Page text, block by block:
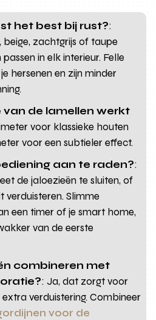
het best bij rust?:
beige, zachtgrijs of taupe
in elk interieur. Felle
hersenen en zijn minder
de lamellen werkt
voor klassieke houten
voor een subtieler effect.
aan te raden?:
de jaloezieën te sluiten, of
verduisteren. Slimme
een timer of je smart home,
van de eerste
combineren met
: Ja, dat zorgt voor
verduistering. Combineer
voor de